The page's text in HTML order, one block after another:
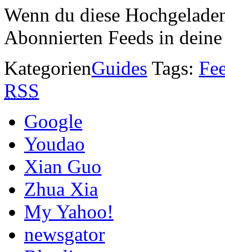
Wenn du diese
Abonnierten Feeds in
KategorienGuides Tags:
RSS
Google
Youdao
Xian Guo
Zhua Xia
My Yahoo!
newsgator